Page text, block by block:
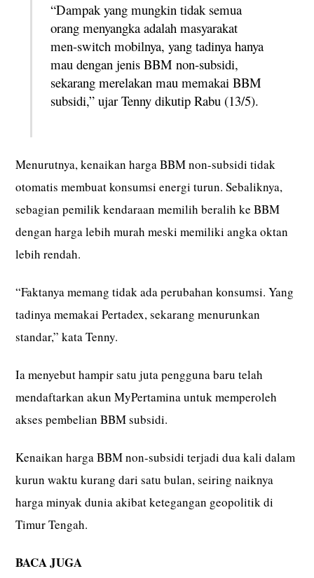
“Dampak yang mungkin tidak semua
orang menyangka adalah masyarakat
men-switch mobilnya, yang tadinya hanya
mau dengan jenis BBM non-subsidi,
sekarang merelakan mau memakai BBM
subsidi,” ujar Tenny dikutip Rabu (13/5).
Menurutnya, kenaikan harga BBM non-subsidi tidak
otomatis membuat konsumsi energi turun. Sebaliknya,
sebagian pemilik kendaraan memilih beralih ke BBM
dengan harga lebih murah meski memiliki angka oktan
lebih rendah.
“Faktanya memang tidak ada perubahan konsumsi. Yang
tadinya memakai Pertadex, sekarang menurunkan
standar,” kata Tenny.
Ia menyebut hampir satu juta pengguna baru telah
mendaftarkan akun MyPertamina untuk memperoleh
akses pembelian BBM subsidi.
Kenaikan harga BBM non-subsidi terjadi dua kali dalam
kurun waktu kurang dari satu bulan, seiring naiknya
harga minyak dunia akibat ketegangan geopolitik di
Timur Tengah.
BACA JUGA